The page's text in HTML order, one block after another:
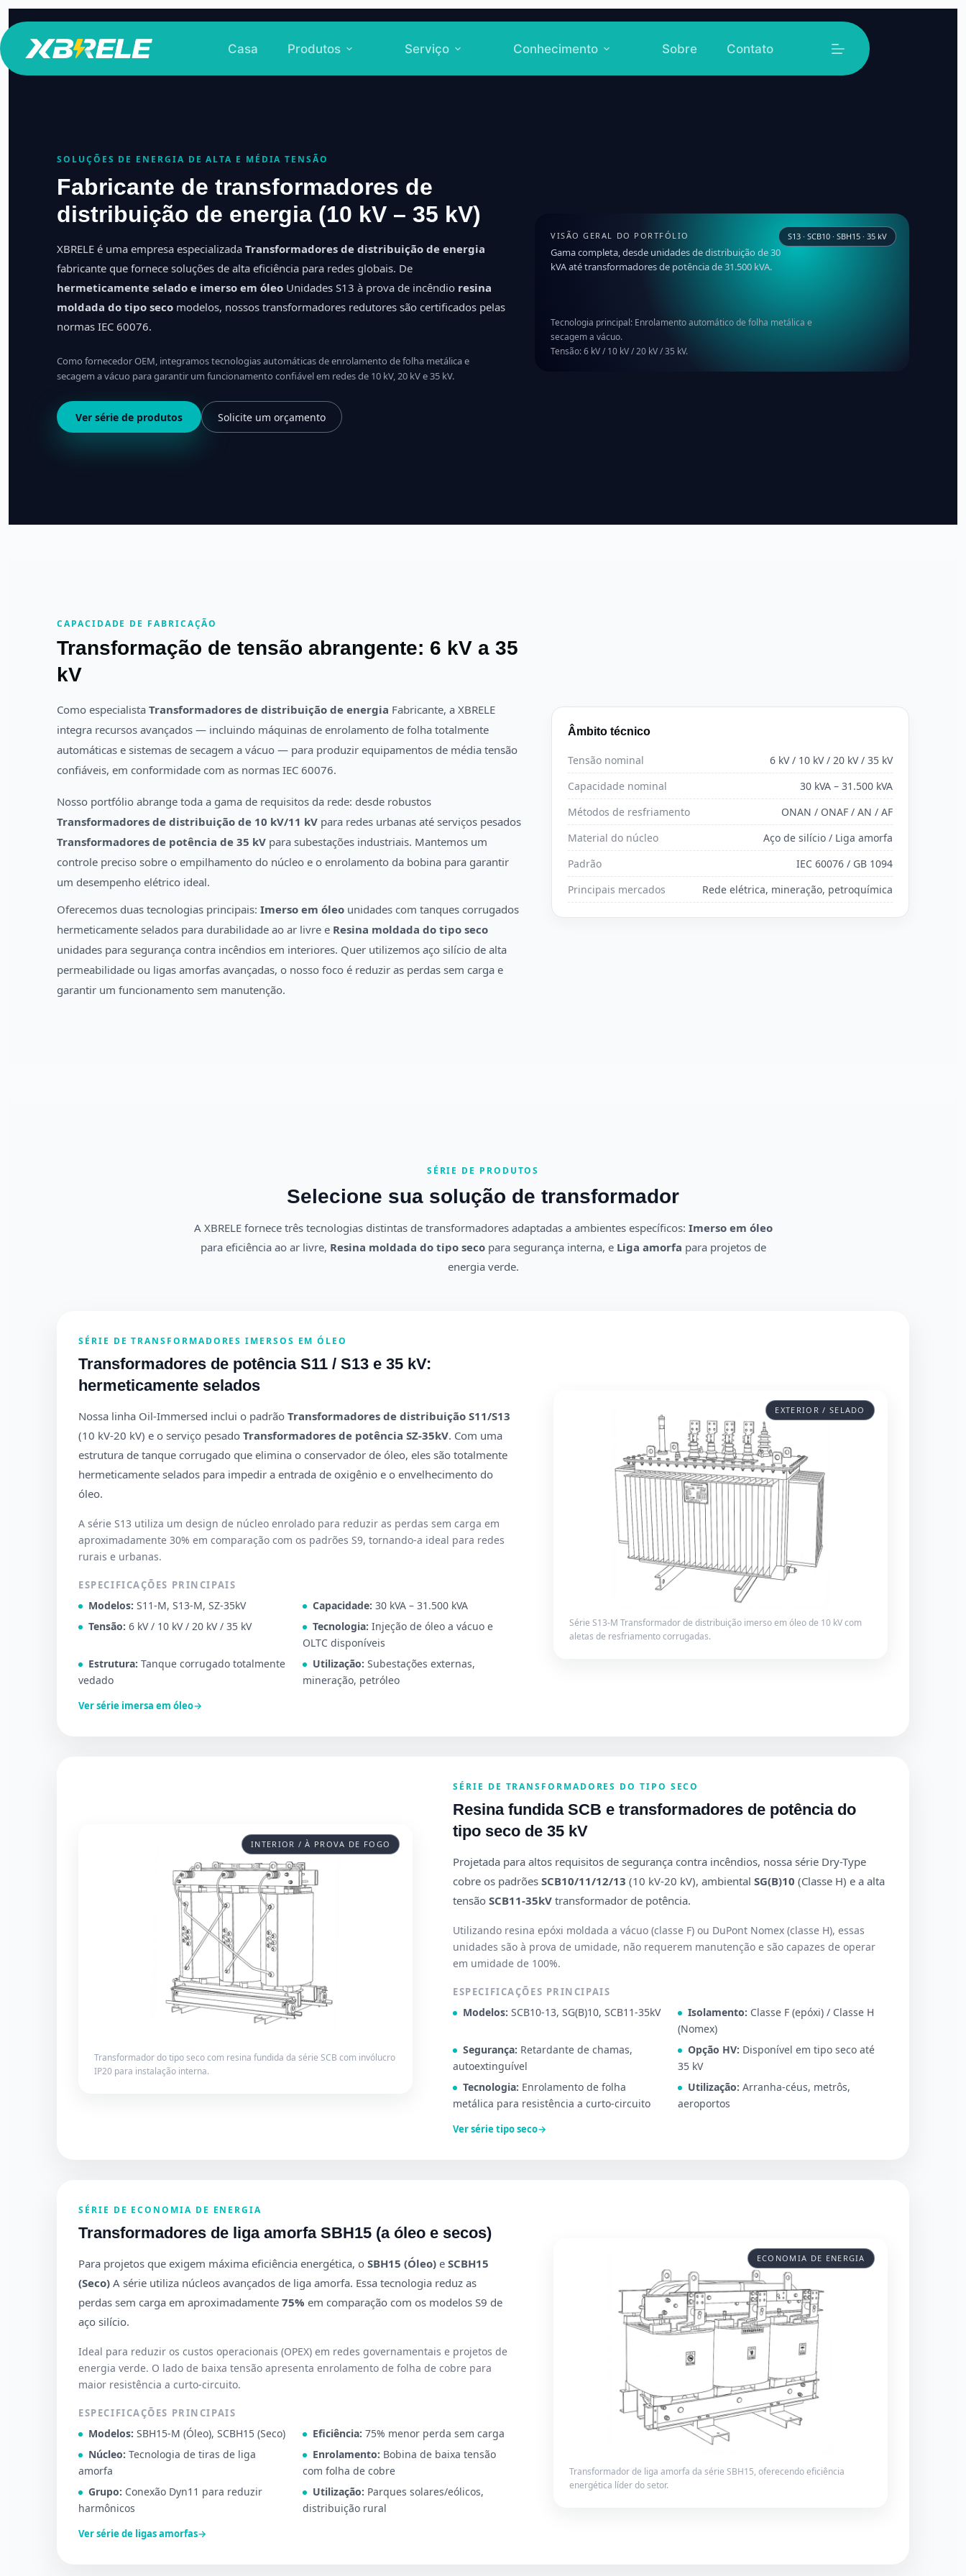
Pular
para
o
conteúdo
Casa Produtos Serviço Conhecimento Sobre Contato
SOLUÇÕES DE ENERGIA DE ALTA E MÉDIA TENSÃO
Fabricante de transformadores de
distribuição de energia (10 kV – 35 kV)
XBRELE é uma empresa especializadaTransformadores de distribuição de energia
fabricante que fornece soluções de alta eficiência para redes globais. De
hermeticamente selado e imerso em óleo Unidades S13 à prova de incêndio resina
moldada do tipo seco modelos, nossos transformadores redutores são certificados pelas
normas IEC 60076.
Como fornecedor OEM, integramos tecnologias automáticas de enrolamento de folha metálica e
secagem a vácuo para garantir um funcionamento confiável em redes de 10 kV, 20 kV e 35 kV.
Ver série de produtos Solicite um orçamento
VISÃO GERAL DO PORTFÓLIO
Gama completa, desde unidades de distribuição de 30
kVA até transformadores de potência de 31.500 kVA.
S13 · SCB10 · SBH15 · 35 kV
Tecnologia principal: Enrolamento automático de folha metálica e
secagem a vácuo.
Tensão: 6 kV / 10 kV / 20 kV / 35 kV.
CAPACIDADE DE FABRICAÇÃO
Transformação de tensão abrangente: 6 kV a 35
kV
Como especialistaTransformadores de distribuição de energia Fabricante, a XBRELE
integra recursos avançados — incluindo máquinas de enrolamento de folha totalmente
automáticas e sistemas de secagem a vácuo — para produzir equipamentos de média tensão
confiáveis, em conformidade com as normas IEC 60076.
Nosso portfólio abrange toda a gama de requisitos da rede: desde robustos
Transformadores de distribuição de 10 kV/11 kV para redes urbanas até serviços pesados
Transformadores de potência de 35 kV para subestações industriais. Mantemos um
controle preciso sobre o empilhamento do núcleo e o enrolamento da bobina para garantir
um desempenho elétrico ideal.
Oferecemos duas tecnologias principais:Imerso em óleo unidades com tanques corrugados
hermeticamente selados para durabilidade ao ar livre e Resina moldada do tipo seco
unidades para segurança contra incêndios em interiores. Quer utilizemos aço silício de alta
permeabilidade ou ligas amorfas avançadas, o nosso foco é reduzir as perdas sem carga e
garantir um funcionamento sem manutenção.
Âmbito técnico
Tensão nominal
6 kV / 10 kV / 20 kV / 35 kV
Capacidade nominal
30 kVA – 31.500 kVA
Métodos de resfriamento
ONAN / ONAF / AN / AF
Material do núcleo
Aço de silício / Liga amorfa
Padrão
IEC 60076 / GB 1094
Principais mercados
Rede elétrica, mineração, petroquímica
SÉRIE DE PRODUTOS
Selecione sua solução de transformador
A XBRELE fornece três tecnologias distintas de transformadores adaptadas a ambientes específicos: Imerso em óleo
para eficiência ao ar livre, Resina moldada do tipo secopara segurança interna, e Liga amorfa para projetos de
energia verde.
SÉRIE DE TRANSFORMADORES IMERSOS EM ÓLEO
Transformadores de potência S11 / S13 e 35 kV:
hermeticamente selados
Nossa linha Oil-Immersed inclui o padrãoTransformadores de distribuição S11/S13
(10 kV-20 kV) e o serviço pesadoTransformadores de potência SZ-35kV. Com uma
estrutura de tanque corrugado que elimina o conservador de óleo, eles são totalmente
hermeticamente selados para impedir a entrada de oxigênio e o envelhecimento do
óleo.
A série S13 utiliza um design de núcleo enrolado para reduzir as perdas sem carga em
aproximadamente 30% em comparação com os padrões S9, tornando-a ideal para redes
rurais e urbanas.
ESPECIFICAÇÕES PRINCIPAIS
Modelos: S11-M, S13-M, SZ-35kV Capacidade: 30 kVA – 31.500 kVA
Tensão: 6 kV / 10 kV / 20 kV / 35 kV Tecnologia: Injeção de óleo a vácuo e
OLTC disponíveis
Estrutura: Tanque corrugado totalmente
vedado
Utilização: Subestações externas,
mineração, petróleo
Ver série imersa em óleo→
EXTERIOR / SELADO
Série S13-M Transformador de distribuição imerso em óleo de 10 kV com
aletas de resfriamento corrugadas.
INTERIOR / À PROVA DE FOGO
Transformador do tipo seco com resina fundida da série SCB com invólucro
IP20 para instalação interna.
SÉRIE DE TRANSFORMADORES DO TIPO SECO
Resina fundida SCB e transformadores de potência do
tipo seco de 35 kV
Projetada para altos requisitos de segurança contra incêndios, nossa série Dry-Type
cobre os padrõesSCB10/11/12/13 (10 kV-20 kV), ambientalSG(B)10 (Classe H) e a alta
tensãoSCB11-35kV transformador de potência.
Utilizando resina epóxi moldada a vácuo (classe F) ou DuPont Nomex (classe H), essas
unidades são à prova de umidade, não requerem manutenção e são capazes de operar
em umidade de 100%.
ESPECIFICAÇÕES PRINCIPAIS
Modelos: SCB10-13, SG(B)10, SCB11-35kV Isolamento: Classe F (epóxi) / Classe H
(Nomex)
Segurança: Retardante de chamas,
autoextinguível
Opção HV: Disponível em tipo seco até
35 kV
Tecnologia: Enrolamento de folha
metálica para resistência a curto-circuito
Utilização: Arranha-céus, metrôs,
aeroportos
Ver série tipo seco→
SÉRIE DE ECONOMIA DE ENERGIA
Transformadores de liga amorfa SBH15 (a óleo e secos)
Para projetos que exigem máxima eficiência energética, oSBH15 (Óleo) eSCBH15
(Seco) A série utiliza núcleos avançados de liga amorfa. Essa tecnologia reduz as
perdas sem carga em aproximadamente75% em comparação com os modelos S9 de
aço silício.
Ideal para reduzir os custos operacionais (OPEX) em redes governamentais e projetos de
energia verde. O lado de baixa tensão apresenta enrolamento de folha de cobre para
maior resistência a curto-circuito.
ESPECIFICAÇÕES PRINCIPAIS
Modelos: SBH15-M (Óleo), SCBH15 (Seco) Eficiência: 75% menor perda sem carga
Núcleo: Tecnologia de tiras de liga
amorfa
Enrolamento: Bobina de baixa tensão
com folha de cobre
Grupo: Conexão Dyn11 para reduzir
harmônicos
Utilização: Parques solares/eólicos,
distribuição rural
Ver série de ligas amorfas→
ECONOMIA DE ENERGIA
Transformador de liga amorfa da série SBH15, oferecendo eficiência
energética líder do setor.